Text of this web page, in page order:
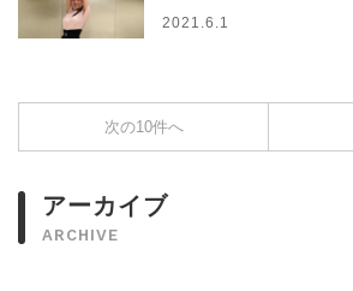
2021.6.1
次の10件へ
アーカイブ
ARCHIVE